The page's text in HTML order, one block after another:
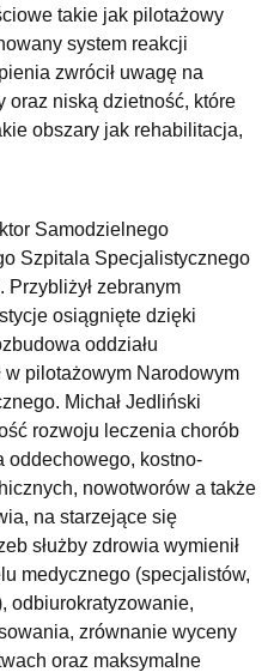
takie jak pilotażowy
system reakcji
zwrócił uwagę na
oraz niską dzietność, które
obszary jak rehabilitacja,
Samodzielnego
Szpitala Specjalistycznego
Przybliżył zebranym
osiągnięte dzięki
oddziału
w pilotażowym Narodowym
Michał Jedliński
rozwoju leczenia chorób
oddechowego, kostno-
nowotworów a także
na starzejące się
służby zdrowia wymienił
medycznego (specjalistów,
odbiurokratyzowanie,
zrównanie wyceny
oraz maksymalne